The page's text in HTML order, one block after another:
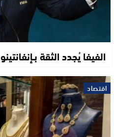
الفيفا يُجدد الثقة بـإنفانتينو
اقتصاد